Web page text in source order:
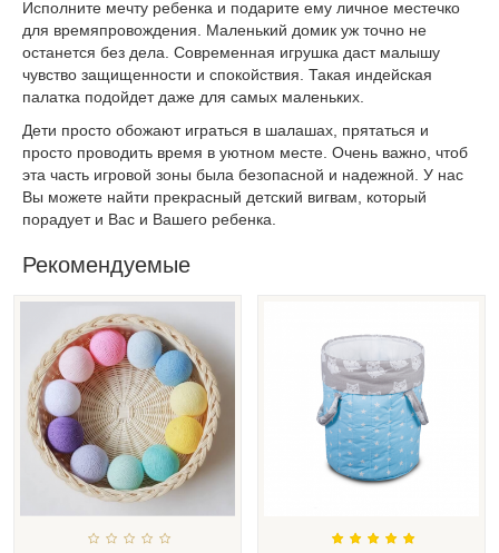
Исполните мечту ребенка и подарите ему личное местечко
для времяпровождения. Маленький домик уж точно не
останется без дела. Современная игрушка даст малышу
чувство защищенности и спокойствия. Такая индейская
палатка подойдет даже для самых маленьких.
Дети просто обожают играться в шалашах, прятаться и
просто проводить время в уютном месте. Очень важно, чтоб
эта часть игровой зоны была безопасной и надежной. У нас
Вы можете найти прекрасный детский вигвам, который
порадует и Вас и Вашего ребенка.
Рекомендуемые